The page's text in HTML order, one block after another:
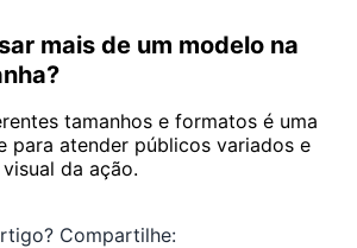
mais de um modelo na
tamanhos e formatos é uma
para atender públicos variados e
da ação.
Compartilhe: